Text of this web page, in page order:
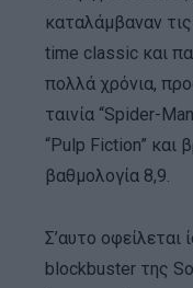
καταλάμβαναν
time classic και
πολλά χρόνια,
ταινία “Spider-
“Pulp Fiction” και
βαθμολογία 8,9.
Σ’αυτο
blockbuster της